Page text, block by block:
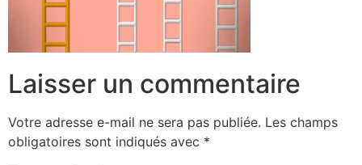
Laisser un commentaire
Votre adresse e-mail ne sera pas publiée. Les champs
obligatoires sont indiqués avec *